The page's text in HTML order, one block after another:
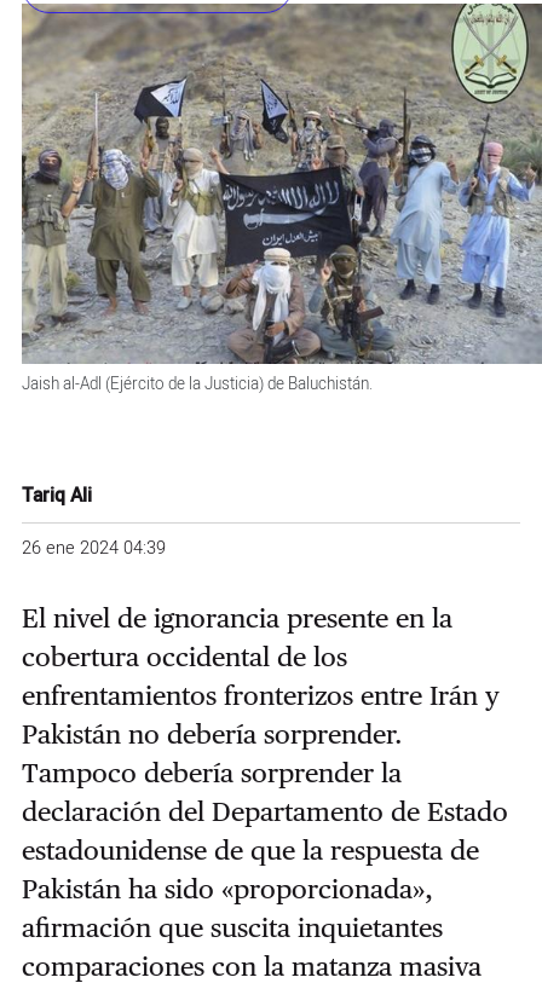
Jaish al-Adl (Ejército de la Justicia) de Baluchistán.
Tariq Ali
26 ene 2024 04:39
El nivel de ignorancia presente en la
cobertura occidental de los
enfrentamientos fronterizos entre Irán y
Pakistán no debería sorprender.
Tampoco debería sorprender la
declaración del Departamento de Estado
estadounidense de que la respuesta de
Pakistán ha sido «proporcionada»,
afirmación que suscita inquietantes
comparaciones con la matanza masiva